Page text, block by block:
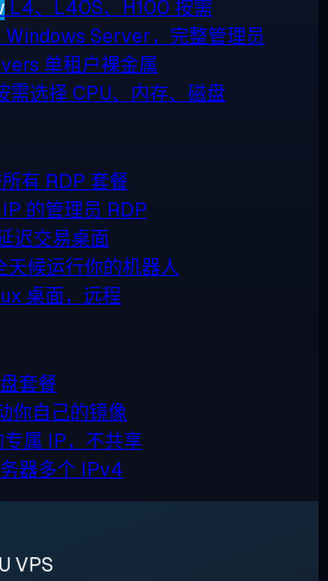
L4、L40S、H100 按需
Windows Server，完整管理员
单租户裸金属
需选择 CPU、内存、磁盘
所有 RDP 套餐
的管理员 RDP
迟交易桌面
天候运行你的机器人
桌面，远程
套餐
你自己的镜像
专属 IP，不共享
器多个 IPv4
VPS